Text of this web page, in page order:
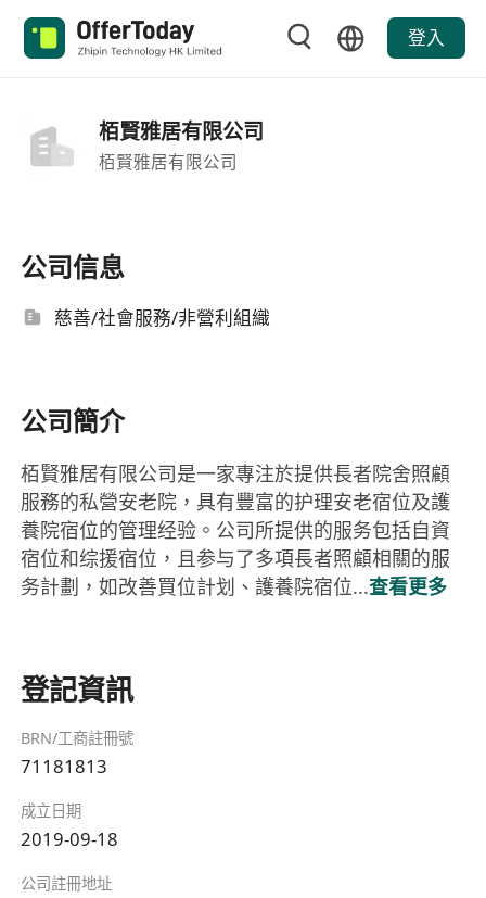
登入
栢賢雅居有限公司
栢賢雅居有限公司
公司信息
慈善/社會服務/非營利組織
公司簡介
栢賢雅居有限公司是一家專注於提供長者院舍照顧
服務的私營安老院，具有豐富的护理安老宿位及護
養院宿位的管理经验。公司所提供的服务包括自資
宿位和综援宿位，且参与了多項長者照顧相關的服
务計劃，如改善買位計划、護養院宿位...查看更多
登記資訊
BRN/工商註冊號
71181813
成立日期
2019-09-18
公司註冊地址